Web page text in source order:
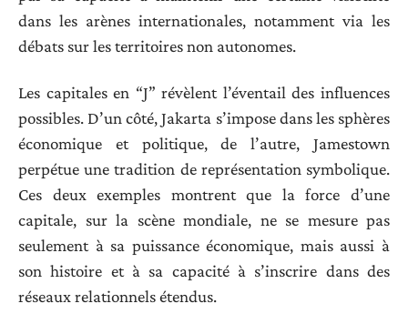
dans les arènes internationales, notamment via les
débats sur les territoires non autonomes.
Les capitales en “J” révèlent l’éventail des influences
possibles. D’un côté, Jakarta s’impose dans les sphères
économique et politique, de l’autre, Jamestown
perpétue une tradition de représentation symbolique.
Ces deux exemples montrent que la force d’une
capitale, sur la scène mondiale, ne se mesure pas
seulement à sa puissance économique, mais aussi à
son histoire et à sa capacité à s’inscrire dans des
réseaux relationnels étendus.